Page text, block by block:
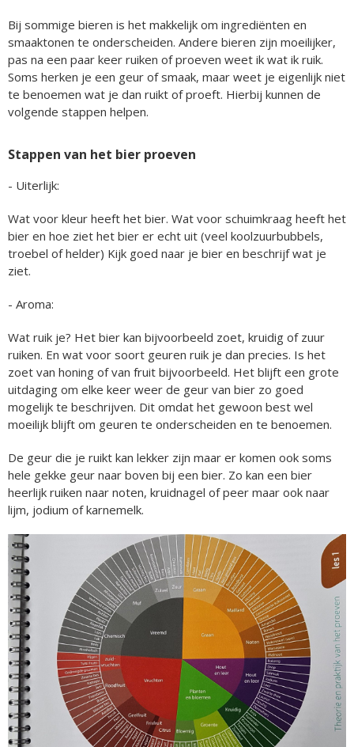
Bij sommige bieren is het makkelijk om ingrediënten en
smaaktonen te onderscheiden. Andere bieren zijn moeilijker,
pas na een paar keer ruiken of proeven weet ik wat ik ruik.
Soms herken je een geur of smaak, maar weet je eigenlijk niet
te benoemen wat je dan ruikt of proeft. Hierbij kunnen de
volgende stappen helpen.
Stappen van het bier proeven
- Uiterlijk:
Wat voor kleur heeft het bier. Wat voor schuimkraag heeft het
bier en hoe ziet het bier er echt uit (veel koolzuurbubbels,
troebel of helder) Kijk goed naar je bier en beschrijf wat je
ziet.
- Aroma:
Wat ruik je? Het bier kan bijvoorbeeld zoet, kruidig of zuur
ruiken. En wat voor soort geuren ruik je dan precies. Is het
zoet van honing of van fruit bijvoorbeeld. Het blijft een grote
uitdaging om elke keer weer de geur van bier zo goed
mogelijk te beschrijven. Dit omdat het gewoon best wel
moeilijk blijft om geuren te onderscheiden en te benoemen.
De geur die je ruikt kan lekker zijn maar er komen ook soms
hele gekke geur naar boven bij een bier. Zo kan een bier
heerlijk ruiken naar noten, kruidnagel of peer maar ook naar
lijm, jodium of karnemelk.